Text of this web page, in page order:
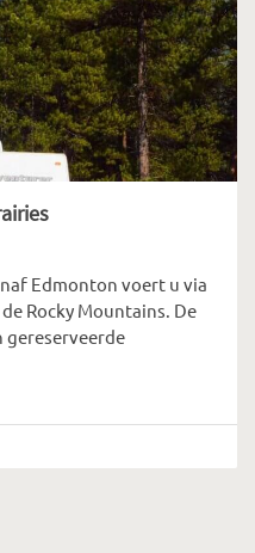
Edmonton voert u via
Rocky Mountains. De
gereserveerde